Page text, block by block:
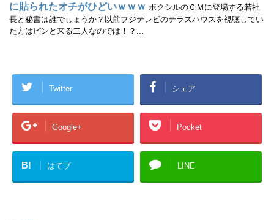
に貼られたオチがひどいｗｗｗ ボクシルのＣＭに登場する若社
長と秘書は誰でしょうか？以前フジテレビのテラスハウスを視聴してい
た方はピンと来る二人なのでは！？...
Twitter シェア
Google+ Pocket
B! はてブ LINE